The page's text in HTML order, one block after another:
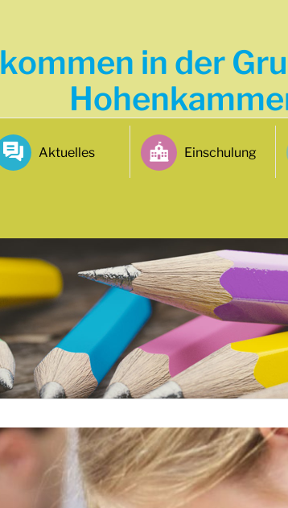
in der
Aktuelles Einschulung